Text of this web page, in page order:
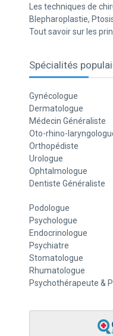
Les techniques de
Blepharoplastie,
Tout savoir sur les
Spécialités
Gynécologue
Dermatologue
Médecin Généraliste
Oto-rhino-
Orthopédiste
Urologue
Ophtalmologue
Dentiste Généraliste
Podologue
Psychologue
Endocrinologue
Psychiatre
Stomatologue
Rhumatologue
Psychothérapeute &